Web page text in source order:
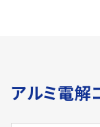
アルミ電解